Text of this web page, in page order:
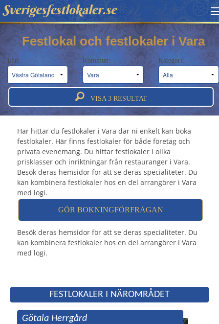
Sverigesfestlokaler.se
HITTA FESTLOKAL
BOKNINGSFÖRFRÅGAN
OM OSS
ATT BOKA FESTLOKAL
Festlokal och festlokaler i Vara
Län: Kommun: Kategori:
VISA 3RESULTAT
Festlokal Vara - Festlokaler & festvåningar i
Här hittar du festlokaler i Vara där ni enkelt kan boka
festlokaler. Här finns festlokaler för både företag och
privata evenemang. Du hittar festlokaler i olika
prisklasser och inriktningar från restauranger i Vara.
Besök deras hemsidor för att se deras specialiteter. Du
kan kombinera festlokaler hos en del arrangörer i Vara
med logi.
GÖR BOKNINGFÖRFRÅGAN
Besök deras hemsidor för att se deras specialiteter. Du
kan kombinera festlokaler hos en del arrangörer i Vara
med logi.
FESTLOKALER I NÄROMRÅDET
Götala Herrgård